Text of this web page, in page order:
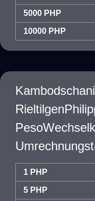
5000 PHP
10000 PHP
1 PHP
5 PHP